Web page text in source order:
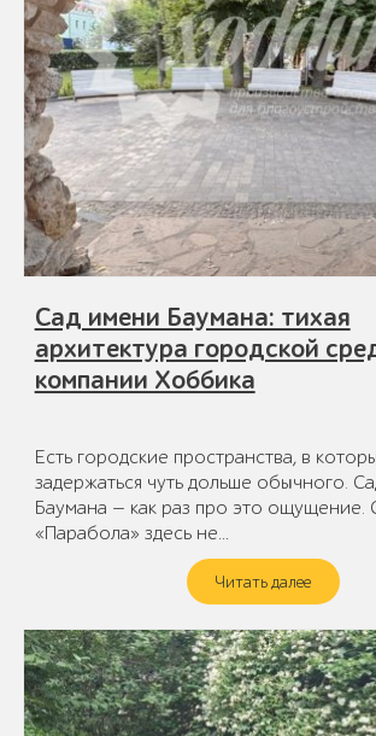
Сад имени Баумана: тихая
архитектура городской
компании Хоббика
Есть городские пространства, в
задержаться чуть дольше обычного.
Баумана — как раз про это ощущение.
«Парабола» здесь не…
Читать далее